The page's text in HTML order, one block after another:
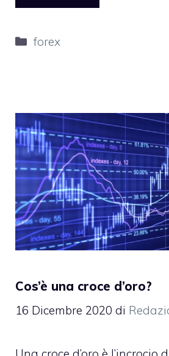
Categorie
forex
Cos’è una croce d’oro?
16 Dicembre 2020 di